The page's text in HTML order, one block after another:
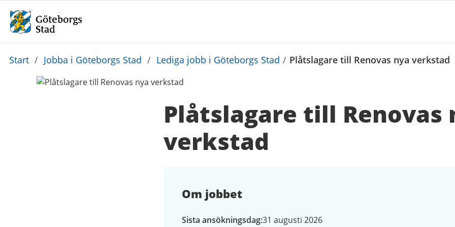
Du
Start / Jobba i Göteborgs Stad / Lediga jobb i Göteborgs Stad / Plåtslagare till Renovas nya verkstad
Plåtslagare till Renovas
verkstad
Om jobbet
Sista ansökningsdag31 augusti 2026